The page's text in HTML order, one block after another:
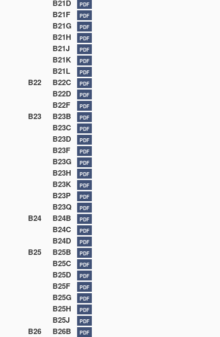
B21D PDF
B21F PDF
B21G PDF
B21H PDF
B21J PDF
B21K PDF
B21L PDF
B22 B22C PDF
B22D PDF
B22F PDF
B23 B23B PDF
B23C PDF
B23D PDF
B23F PDF
B23G PDF
B23H PDF
B23K PDF
B23P PDF
B23Q PDF
B24 B24B PDF
B24C PDF
B24D PDF
B25 B25B PDF
B25C PDF
B25D PDF
B25F PDF
B25G PDF
B25H PDF
B25J PDF
B26 B26B PDF